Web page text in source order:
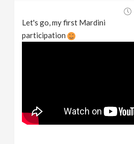
Let's go, my first Mardini
participation